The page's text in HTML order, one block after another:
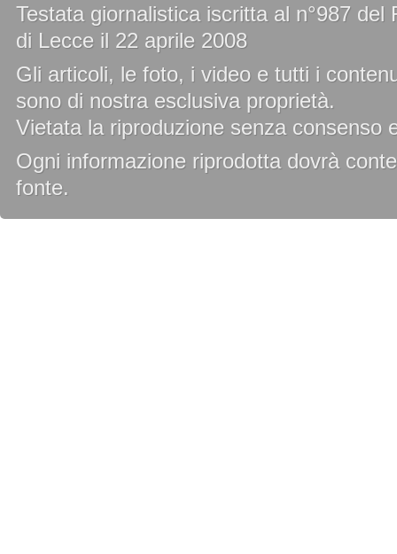
Testata giornalistica iscritta al n°987
di Lecce il 22 aprile 2008
Gli articoli, le foto, i video e tutti i
sono di nostra esclusiva proprietà.
Vietata la riproduzione senza consenso
Ogni informazione riprodotta dovrà
fonte.